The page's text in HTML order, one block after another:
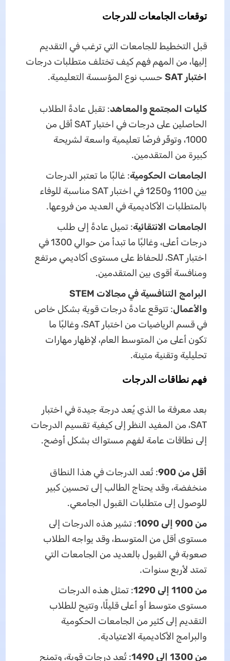
توقعات الجامعات للدرجات
قبل التخطيط للجامعات التي ترغب في التقديم
إليها، من المهم فهم كيف تختلف متطلبات درجات
اختبار SAT
حسب نوع المؤسسة التعليمية.
كليات المجتمع والمعاهد: تقبل عادةً الطلاب
الحاصلين على درجات في اختبار SAT أقل من
1000، وتوفّر فرصًا تعليمية واسعة لشريحة
كبيرة من المتقدمين.
الجامعات الحكومية: غالبًا ما تعتبر الدرجات
بين 1100 و1250 في اختبار SAT مناسبة للوفاء
بالمتطلبات الأكاديمية في العديد من فروعها.
الجامعات الانتقائية: تميل عادةً إلى طلب
درجات أعلى، وغالبًا ما تبدأ من حوالي 1300 في
اختبار SAT، للحفاظ على مستوى أكاديمي مرتفع
ومنافسة أقوى بين المتقدمين.
البرامج التنافسية في مجالات STEM
والأعمال: تتوقع عادةً درجات قوية بشكل خاص
في قسم الرياضيات من اختبار SAT، وغالبًا ما
تكون أعلى من المتوسط العام، لإظهار مهارات
تحليلية وتقنية متينة.
فهم نطاقات الدرجات
بعد معرفة ما الذي يُعد درجة جيدة في اختبار
SAT، من المفيد النظر إلى كيفية تقسيم الدرجات
إلى نطاقات عامة لفهم مستواك بشكل أوضح.
أقل من 900
: تُعد الدرجات في هذا النطاق
منخفضة، وقد يحتاج الطالب إلى تحسين كبير
للوصول إلى متطلبات القبول الجامعي.
من 900 إلى 1090
: تشير هذه الدرجات إلى
مستوى أقل من المتوسط، وقد يواجه الطلاب
صعوبة في القبول بالعديد من الجامعات التي
تمتد لأربع سنوات.
من 1100 إلى 1290
: تمثل هذه الدرجات
مستوى متوسط أو أعلى قليلًا، وتتيح للطلاب
التقديم إلى كثير من الجامعات الحكومية
والبرامج الأكاديمية الاعتيادية.
من 1300 إلى 1490
: تُعد درجات قوية، وتمنح